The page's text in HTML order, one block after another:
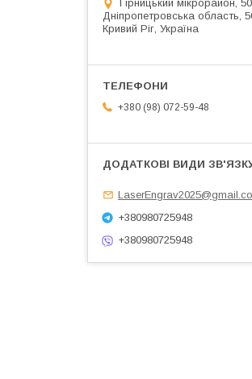
Гірницький мікрорайон,
Дніпропетровська область,
Кривий Ріг, Україна
+380 (98) 072-59-48
+380980725948
+380980725948